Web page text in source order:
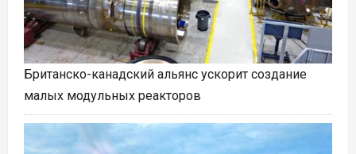
Британско-канадский альянс ускорит создание
малых модульных реакторов